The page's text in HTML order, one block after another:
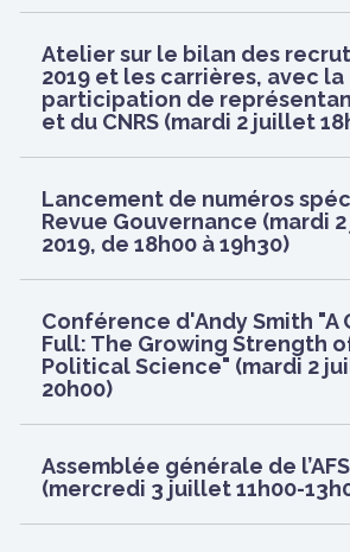
Atelier sur le bilan des
2019 et les carrières, avec la
participation de
et du CNRS (mardi 2 juillet
Lancement de numéros
Revue Gouvernance (mardi
2019, de 18h00 à 19h30)
Conférence d'Andy Smith "A
Full: The Growing Strength
Political Science" (mardi 2
20h00)
Assemblée générale de
(mercredi 3 juillet 11h00-